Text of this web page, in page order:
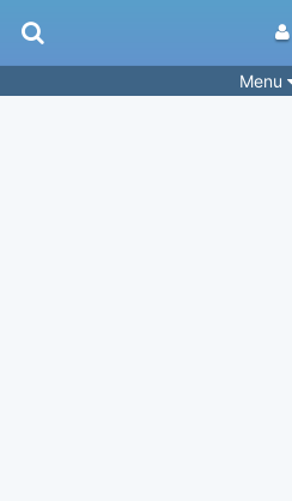
Menu